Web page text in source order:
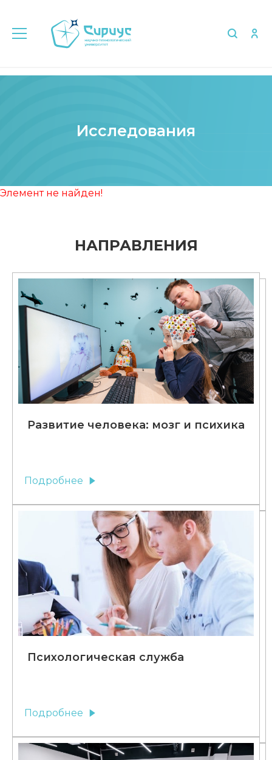
Исследования
Элемент не найден!
НАПРАВЛЕНИЯ
Развитие человека: мозг и психика
Подробнее
Психологическая служба
Подробнее